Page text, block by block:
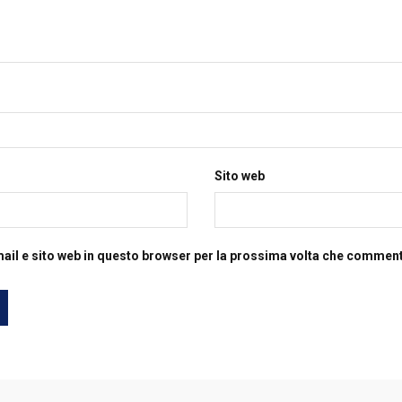
Sito web
e sito web in questo browser per la prossima volta che